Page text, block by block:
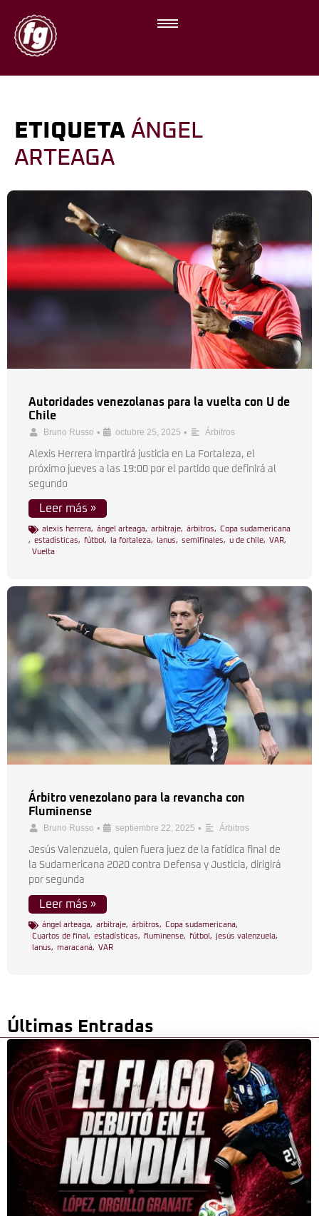
ETIQUETA ÁNGEL
ARTEAGA
Autoridades venezolanas para la vuelta con U de
Chile
Bruno Russo • octubre 25, 2025 • Árbitros
Alexis Herrera impartirá justicia en La Fortaleza, el
próximo jueves a las 19:00 por el partido que definirá al
segundo
Leer más »
alexis herrera, ángel arteaga, arbitraje, árbitros, Copa sudamericana
, estadísticas, fútbol , la fortaleza, lanus, semifinales, u de chile, VAR,
Vuelta
Árbitro venezolano para la revancha con
Fluminense
Bruno Russo • septiembre 22, 2025 • Árbitros
Jesús Valenzuela, quien fuera juez de la fatídica final de
la Sudamericana 2020 contra Defensa y Justicia, dirigirá
por segunda
Leer más »
ángel arteaga, arbitraje, árbitros, Copa sudamericana,
Cuartos de final , estadísticas, fluminense, fútbol , jesús valenzuela,
lanus, maracaná, VAR
Últimas Entradas